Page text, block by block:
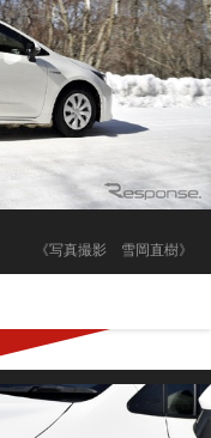
《写真撮影 雪岡直樹》